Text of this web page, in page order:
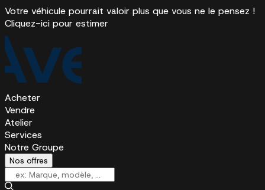
Votre véhicule pourrait valoir plus que vous ne le pensez !
Cliquez-ici pour estimer
Acheter
Vendre
Atelier
Services
Notre Groupe
Nos offres